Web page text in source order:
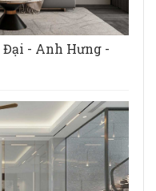
Đại - Anh Hưng -